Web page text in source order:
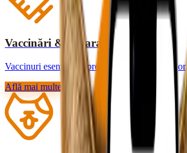
Vaccinări & deparazitări
Vaccinuri esențiale și protecție contra paraziților.
Află mai multe